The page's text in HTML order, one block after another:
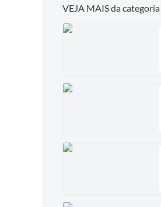
VEJA MAIS da categoria